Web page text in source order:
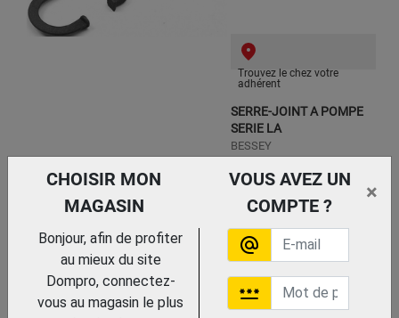
Trouvez le chez votre
adhérent
SERRE-JOINT A POMPE
SERIE LA
BESSEY
CHOISIR MON
MAGASIN
VOUS AVEZ UN
COMPTE ?
×
Bonjour, afin de profiter
au mieux du site
Dompro, connectez-
vous au magasin le plus
alternate_email
password